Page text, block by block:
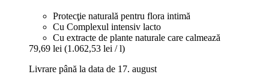
Protecţie naturală pentru flora intimă
Cu Complexul intensiv lacto
Cu extracte de plante naturale care calmează
79,69 lei (1.062,53 lei / l)
Livrare până la data de 17. august